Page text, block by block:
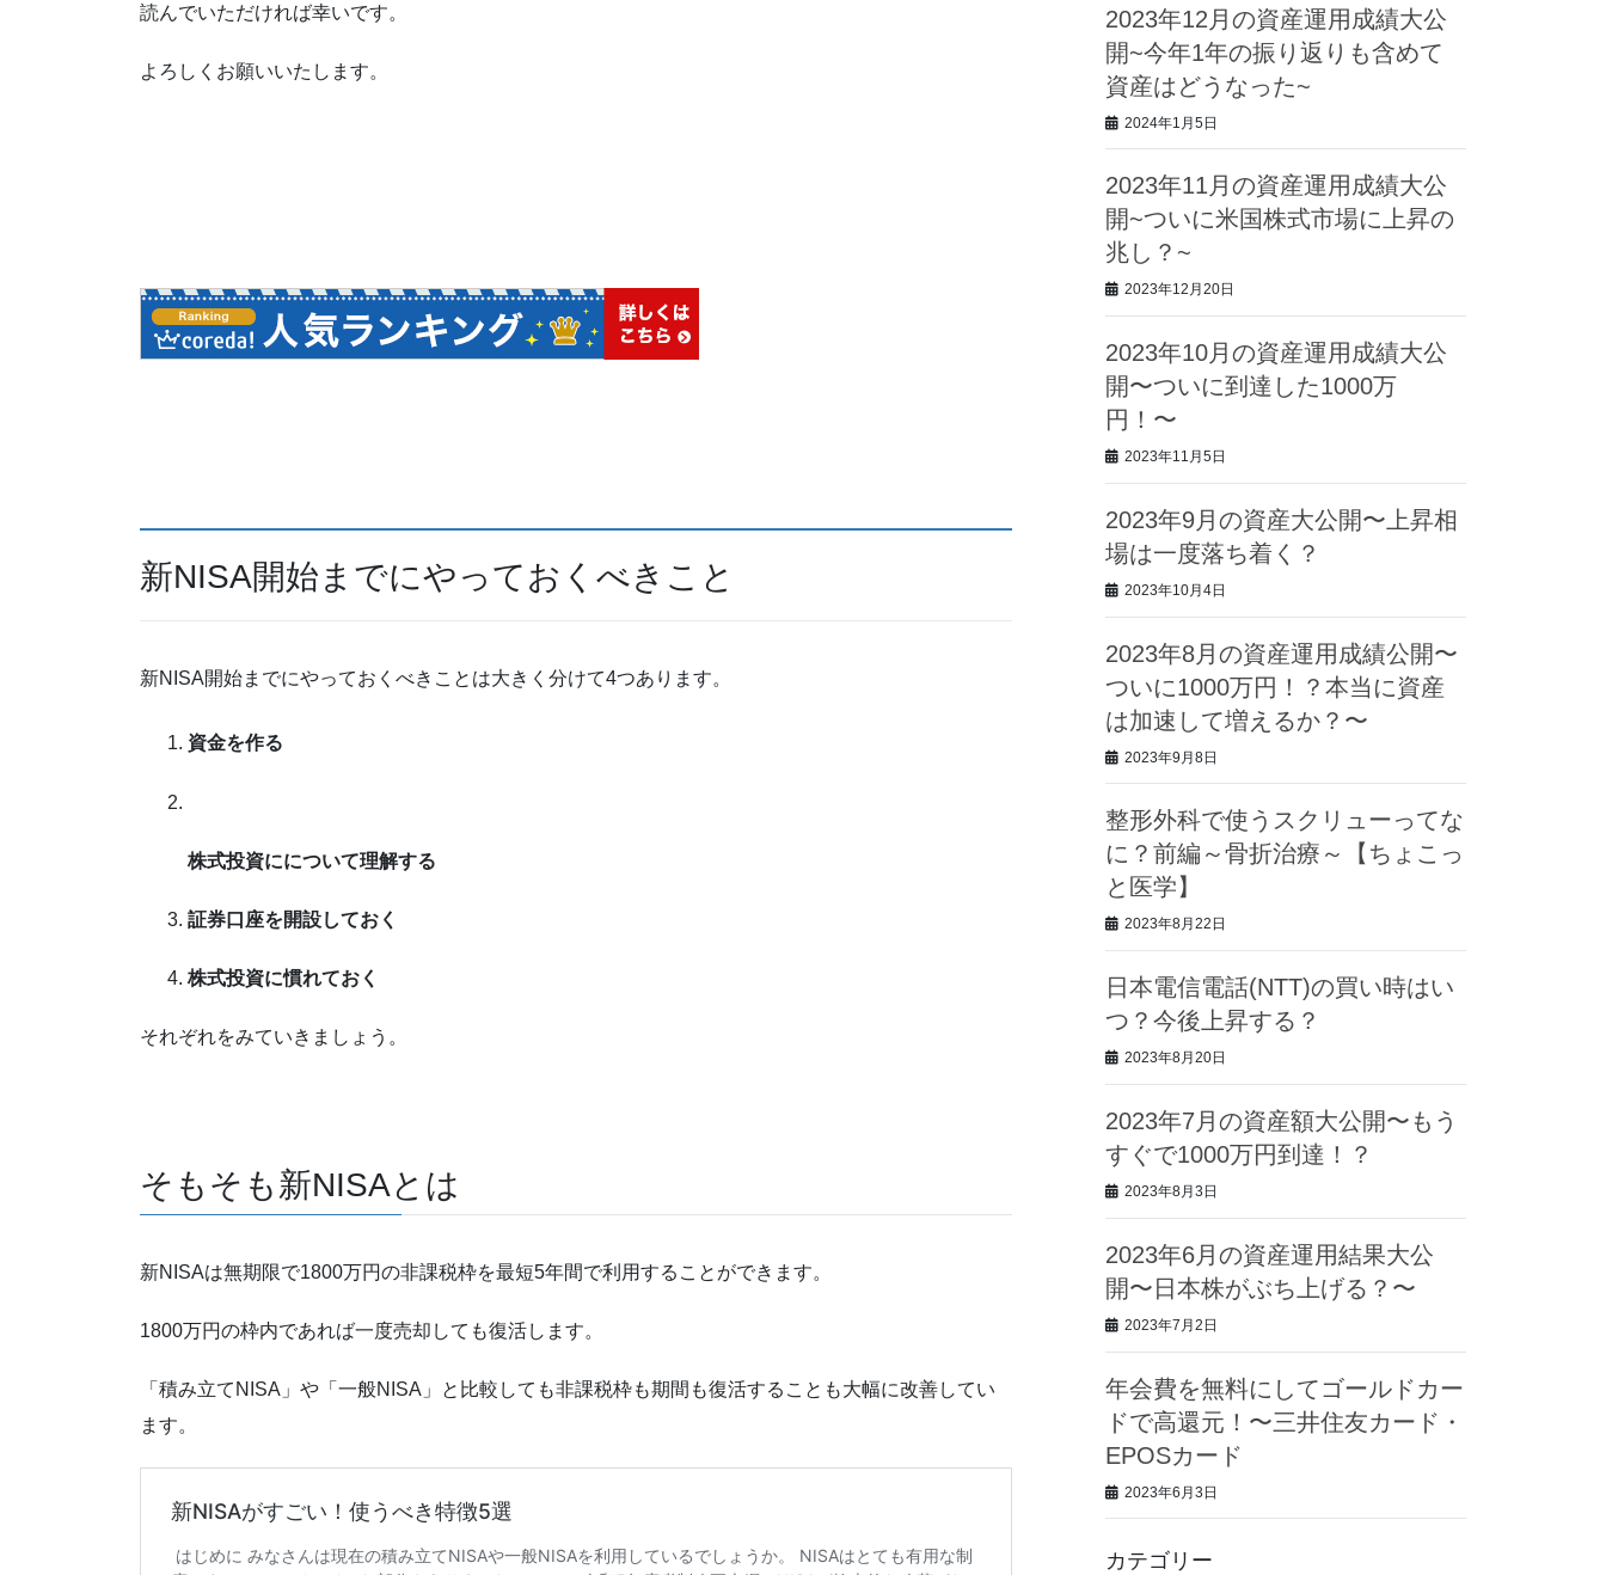
読んでいただければ幸いです。
よろしくお願いいたします。
新NISA開始までにやっておくべきこと
新NISA開始までにやっておくべきことは大きく分けて4つあります。
資金を作る
株式投資にについて理解する
証券口座を開設しておく
株式投資に慣れておく
それぞれをみていきましょう。
そもそも新NISAとは
新NISAは無期限で1800万円の非課税枠を最短5年間で利用することができます。
1800万円の枠内であれば一度売却しても復活します。
「積み立てNISA」や「一般NISA」と比較しても非課税枠も期間も復活することも大幅に改善してい
ます。
2023年12月の資産運用成績大公
開~今年1年の振り返りも含めて
資産はどうなった~
2024年1月5日
2023年11月の資産運用成績大公
開~ついに米国株式市場に上昇の
兆し？~
2023年12月20日
2023年10月の資産運用成績大公
開〜ついに到達した1000万
円！〜
2023年11月5日
2023年9月の資産大公開〜上昇相
場は一度落ち着く？
2023年10月4日
2023年8月の資産運用成績公開〜
ついに1000万円！？本当に資産
は加速して増えるか？〜
2023年9月8日
整形外科で使うスクリューってな
に？前編～骨折治療～【ちょこっ
と医学】
2023年8月22日
日本電信電話(NTT)の買い時はい
つ？今後上昇する？
2023年8月20日
2023年7月の資産額大公開〜もう
すぐで1000万円到達！？
2023年8月3日
2023年6月の資産運用結果大公
開〜日本株がぶち上げる？〜
2023年7月2日
年会費を無料にしてゴールドカー
ドで高還元！〜三井住友カード・
EPOSカード
2023年6月3日
カテゴリー